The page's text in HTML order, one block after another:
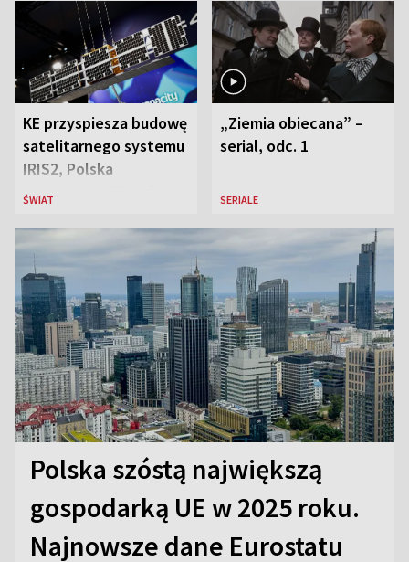
KE przyspiesza budowę
satelitarnego systemu
IRIS2, Polska
przeznaczy 656 mln
ŚWIAT
„Ziemia obiecana” –
serial, odc. 1
SERIALE
Polska szóstą największą
gospodarką UE w 2025 roku.
Najnowsze dane Eurostatu